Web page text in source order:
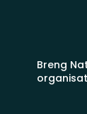
Breng